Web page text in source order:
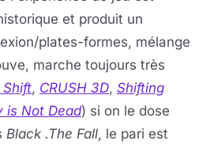
et produit un
plates-formes, mélange
marche toujours très
, CRUSH 3D, Shifting
is Not Dead) si on le dose
Black .The Fall, le pari est